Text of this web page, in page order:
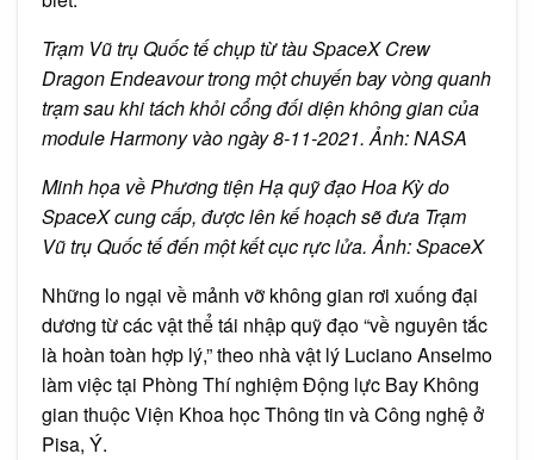
Trạm Vũ trụ Quốc tế chụp từ tàu SpaceX Crew
Dragon Endeavour trong một chuyến bay vòng quanh
trạm sau khi tách khỏi cổng đối diện không gian của
module Harmony vào ngày 8-11-2021. Ảnh: NASA
Minh họa về Phương tiện Hạ quỹ đạo Hoa Kỳ do
SpaceX cung cấp, được lên kế hoạch sẽ đưa Trạm
Vũ trụ Quốc tế đến một kết cục rực lửa. Ảnh: SpaceX
Những lo ngại về mảnh vỡ không gian rơi xuống đại
dương từ các vật thể tái nhập quỹ đạo “về nguyên tắc
là hoàn toàn hợp lý,” theo nhà vật lý Luciano Anselmo
làm việc tại Phòng Thí nghiệm Động lực Bay Không
gian thuộc Viện Khoa học Thông tin và Công nghệ ở
Pisa, Ý.